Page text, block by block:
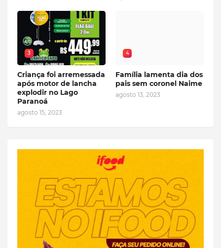
3
Criança foi arremessada
após motor de lancha
explodir no Lago
Paranoá
agosto 15, 2023
4
Família lamenta dia dos
pais sem coronel Naime
agosto 13, 2023